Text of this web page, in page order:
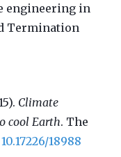
engineering in
Termination
Climate
cool Earth. The
10.17226/18988